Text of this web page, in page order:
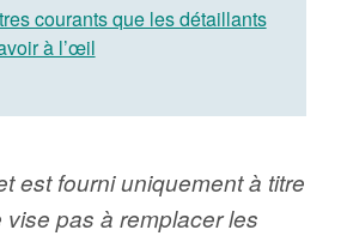
courants que les détaillants
à l’œil
est fourni uniquement à titre
vise pas à remplacer les